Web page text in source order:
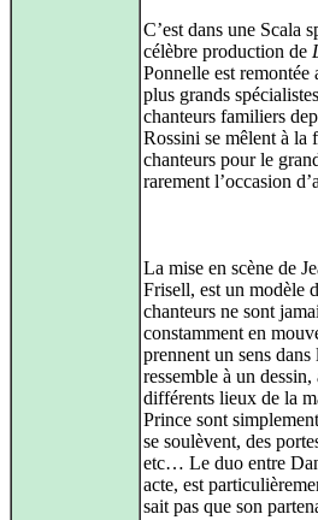
C’est dans une Scala
célèbre production de
Ponnelle est
plus grands
chanteurs familiers
Rossini se mêlent à la
chanteurs pour le
rarement l’occasion
La mise en scène de
Frisell, est un modèle
chanteurs ne sont
constamment en
prennent un sens
ressemble à un
différents lieux de la
Prince sont
se soulèvent, des
etc… Le duo entre
acte, est
sait pas que son